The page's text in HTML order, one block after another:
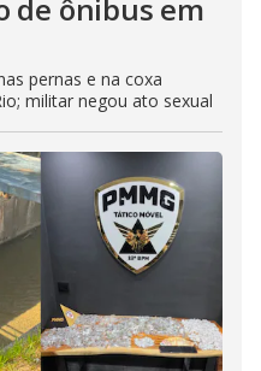
de ônibus em
pernas e na coxa
militar negou ato sexual